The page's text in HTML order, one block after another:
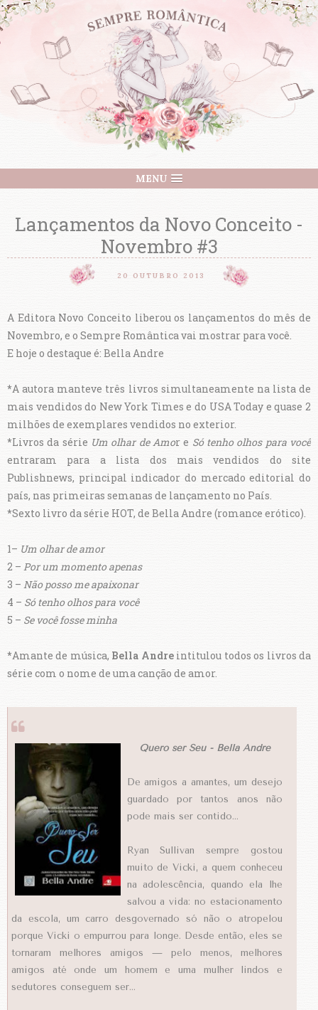
MENU
Lançamentos da Novo Conceito -
Novembro #3
20 OUTUBRO 2013
A Editora Novo Conceito liberou os lançamentos do mês de
Novembro, e o Sempre Romântica vai mostrar para você.
E hoje o destaque é: Bella Andre
*A autora manteve três livros simultaneamente na lista de
mais vendidos do New York Times e do USA Today e quase 2
milhões de exemplares vendidos no exterior.
*Livros da série Um olhar de Amor e Só tenho olhos para você
entraram para a lista dos mais vendidos do site
Publishnews, principal indicador do mercado editorial do
país, nas primeiras semanas de lançamento no País.
*Sexto livro da série HOT, de Bella Andre (romance erótico).
1– Um olhar de amor
2 – Por um momento apenas
3 – Não posso me apaixonar
4 – Só tenho olhos para você
5 – Se você fosse minha
*Amante de música, Bella Andreintitulou todos os livros da
série com o nome de uma canção de amor.
Quero ser Seu - Bella Andre
De amigos a amantes, um desejo
guardado por tantos anos não
pode mais ser contido...
Ryan Sullivan sempre gostou
muito de Vicki, a quem conheceu
na adolescência, quando ela lhe
salvou a vida: no estacionamento
da escola, um carro desgovernado só não o atropelou
porque Vicki o empurrou para longe. Desde então, eles se
tornaram melhores amigos — pelo menos, melhores
amigos até onde um homem e uma mulher lindos e
sedutores conseguem ser...